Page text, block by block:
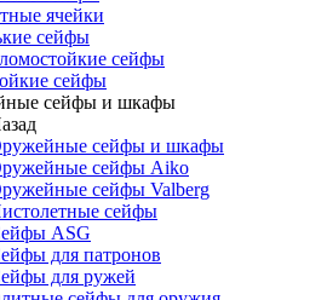
ячейки
сейфы
сейфы
сейфы
сейфы и шкафы
сейфы и шкафы
сейфы Aiko
сейфы Valberg
сейфы
ASG
для патронов
для ружей